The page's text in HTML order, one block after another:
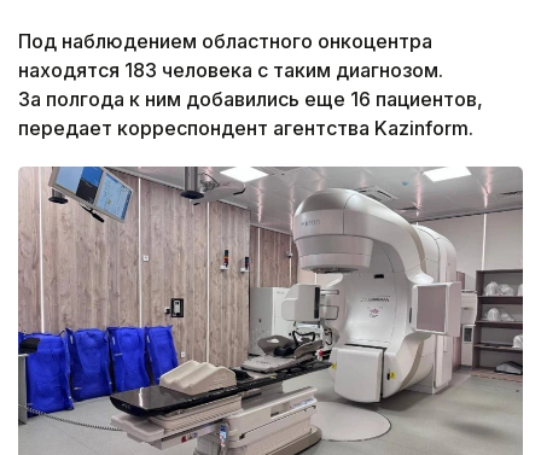
Под наблюдением областного онкоцентра
находятся 183 человека с таким диагнозом.
За полгода к ним добавились еще 16 пациентов,
передает корреспондент агентства Kazinform.